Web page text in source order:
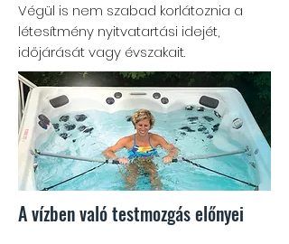
Végül is nem szabad korlátoznia a
létesítmény nyitvatartási idejét,
időjárását vagy évszakait.
A vízben való testmozgás előnyei